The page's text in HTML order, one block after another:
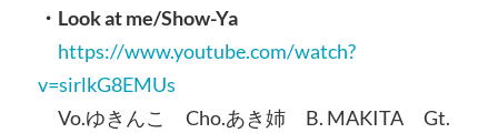
・Look at me/Show-Ya
https://www.youtube.com/watch?
v=sirlkG8EMUs
Vo.ゆきんこ Cho.あき姉 B. MAKITA Gt.